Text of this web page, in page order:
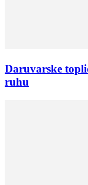
Daruvarske
ruhu